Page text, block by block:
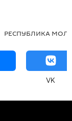
РЕСПУБЛИКА
VK